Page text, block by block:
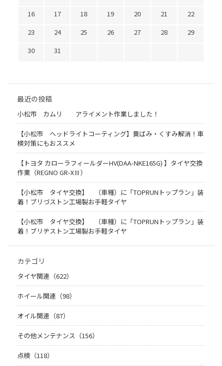
16 17 18 19 20 21
22
23
24 25 26 27 28
29
30
31
最近の投稿
小松市 カムリ アライメント作業しました！
【小松市 ヘッドライトコーティング】黄ばみ・くすみ解消！車
検対策にもおススメ
【トヨタ カローラフィールダーHV(DAA-NKE165G) 】タイヤ交換
作業（REGNO GR-XⅢ）
【小松市 タイヤ交換】 （車種）に「TOPRUNトップラン」装
着！ブリづストン工場製お手軽タイヤ
【小松市 タイヤ交換】 （車種）に「TOPRUNトップラン」装
着！ブリヂストン工場製お手軽タイヤ
カテゴリ
タイヤ関連（622）
ホイール関連（98）
オイル関連（87）
その他メンテナンス（156）
点検（118）